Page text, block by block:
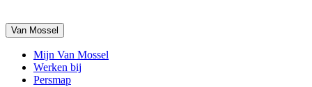
Van Mossel
Mijn Van Mossel
Werken bij
Persmap